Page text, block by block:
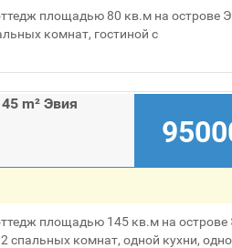
площадью 80 кв.м на острове
комнат, гостиной с
m² Эвия
площадью 145 кв.м на острове
спальных комнат, одной кухни,